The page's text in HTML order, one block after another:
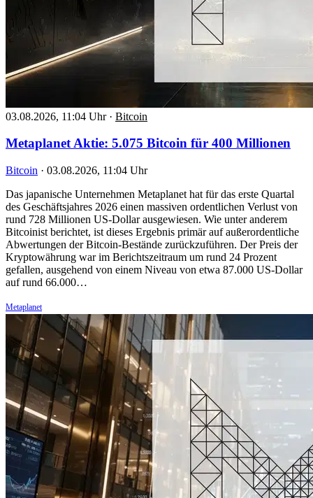
03.08.2026, 11:04 Uhr · Bitcoin
Metaplanet Aktie: 5.075 Bitcoin für 400 Millionen
Bitcoin · 03.08.2026, 11:04 Uhr
Das japanische Unternehmen Metaplanet hat für das erste Quartal
des Geschäftsjahres 2026 einen massiven ordentlichen Verlust von
rund 728 Millionen US-Dollar ausgewiesen. Wie unter anderem
Bitcoinist berichtet, ist dieses Ergebnis primär auf außerordentliche
Abwertungen der Bitcoin-Bestände zurückzuführen. Der Preis der
Kryptowährung war im Berichtszeitraum um rund 24 Prozent
gefallen, ausgehend von einem Niveau von etwa 87.000 US-Dollar
auf rund 66.000…
Metaplanet